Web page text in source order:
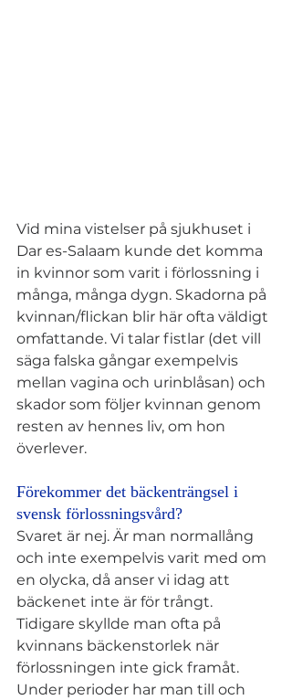
Vid mina vistelser på sjukhuset i
Dar es-Salaam kunde det komma
in kvinnor som varit i förlossning i
många, många dygn. Skadorna på
kvinnan/flickan blir här ofta väldigt
omfattande. Vi talar fistlar (det vill
säga falska gångar exempelvis
mellan vagina och urinblåsan) och
skador som följer kvinnan genom
resten av hennes liv, om hon
överlever.
Förekommer det bäckenträngsel i
svensk förlossningsvård?
Svaret är nej. Är man normallång
och inte exempelvis varit med om
en olycka, då anser vi idag att
bäckenet inte är för trångt.
Tidigare skyllde man ofta på
kvinnans bäckenstorlek när
förlossningen inte gick framåt.
Under perioder har man till och